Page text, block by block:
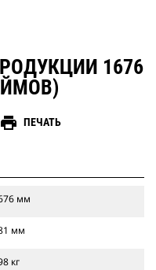
1676
print ПЕЧАТЬ
мм
мм
кг